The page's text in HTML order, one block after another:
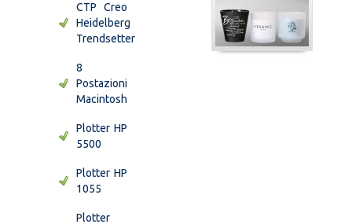
CTP Creo
Heidelberg
Trendsetter
8
Postazioni
Macintosh
Plotter HP
5500
Plotter HP
1055
Plotter